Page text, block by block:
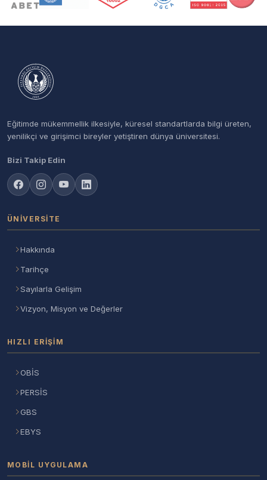
Eğitimde mükemmellik ilkesiyle, küresel standartlarda bilgi üreten,
yenilikçi ve girişimci bireyler yetiştiren dünya üniversitesi.
Bizi Takip Edin
ÜNIVERSITE
Hakkında
Tarihçe
Sayılarla Gelişim
Vizyon, Misyon ve Değerler
HIZLI ERIŞIM
OBİS
PERSİS
GBS
EBYS
MOBIL UYGULAMA